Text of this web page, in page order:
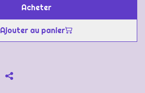
Acheter
Ajouter au panier